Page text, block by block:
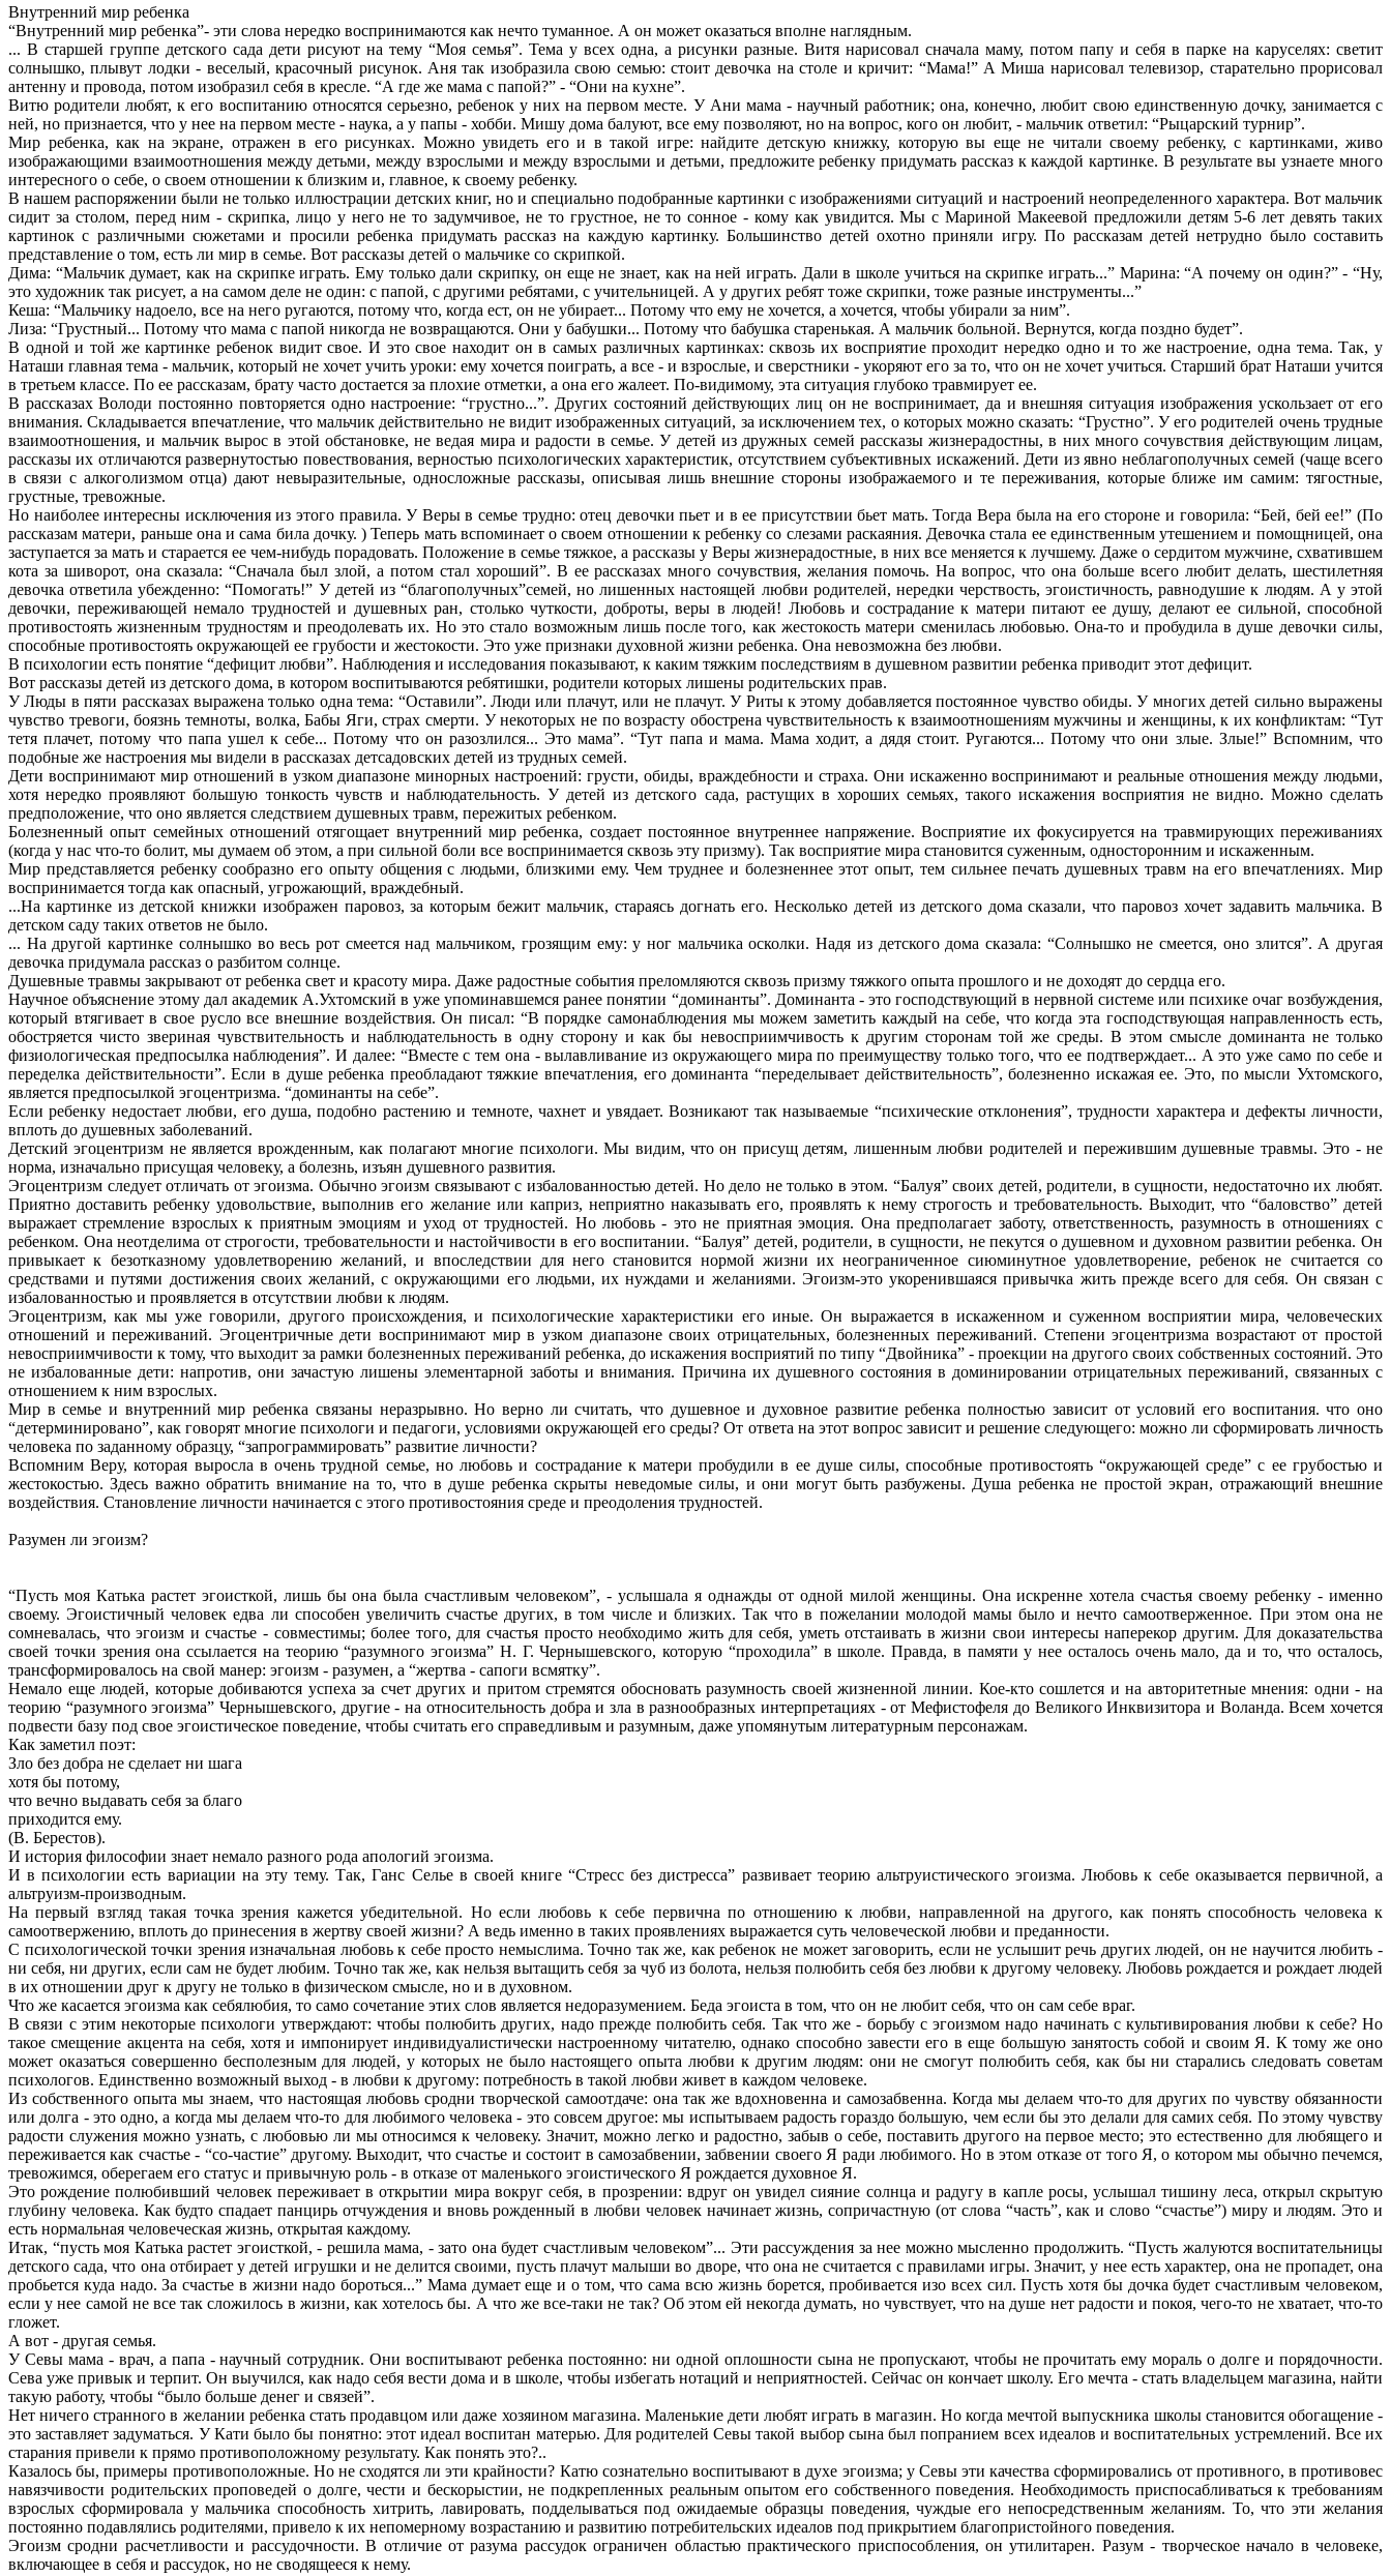
Внутренний мир ребенка
“Внутренний мир ребенка”- эти слова нередко воспринимаются как нечто туманное. А он может оказаться вполне наглядным.
... В старшей группе детского сада дети рисуют на тему “Моя семья”. Тема у всех одна, а рисунки разные. Витя нарисовал сначала маму, потом папу и себя в парке на каруселях: светит
солнышко, плывут лодки - веселый, красочный рисунок. Аня так изобразила свою семью: стоит девочка на столе и кричит: “Мама!” А Миша нарисовал телевизор, старательно прорисовал
антенну и провода, потом изобразил себя в кресле. “А где же мама с папой?” - “Они на кухне”.
Витю родители любят, к его воспитанию относятся серьезно, ребенок у них на первом месте. У Ани мама - научный работник; она, конечно, любит свою единственную дочку, занимается с
ней, но признается, что у нее на первом месте - наука, а у папы - хобби. Мишу дома балуют, все ему позволяют, но на вопрос, кого он любит, - мальчик ответил: “Рыцарский турнир”.
Мир ребенка, как на экране, отражен в его рисунках. Можно увидеть его и в такой игре: найдите детскую книжку, которую вы еще не читали своему ребенку, с картинками, живо
изображающими взаимоотношения между детьми, между взрослыми и между взрослыми и детьми, предложите ребенку придумать рассказ к каждой картинке. В результате вы узнаете много
интересного о себе, о своем отношении к близким и, главное, к своему ребенку.
В нашем распоряжении были не только иллюстрации детских книг, но и специально подобранные картинки с изображениями ситуаций и настроений неопределенного характера. Вот мальчик
сидит за столом, перед ним - скрипка, лицо у него не то задумчивое, не то грустное, не то сонное - кому как увидится. Мы с Мариной Макеевой предложили детям 5-6 лет девять таких
картинок с различными сюжетами и просили ребенка придумать рассказ на каждую картинку. Большинство детей охотно приняли игру. По рассказам детей нетрудно было составить
представление о том, есть ли мир в семье. Вот рассказы детей о мальчике со скрипкой.
Дима: “Мальчик думает, как на скрипке играть. Ему только дали скрипку, он еще не знает, как на ней играть. Дали в школе учиться на скрипке играть...” Марина: “А почему он один?” - “Ну,
это художник так рисует, а на самом деле не один: с папой, с другими ребятами, с учительницей. А у других ребят тоже скрипки, тоже разные инструменты...”
Кеша: “Мальчику надоело, все на него ругаются, потому что, когда ест, он не убирает... Потому что ему не хочется, а хочется, чтобы убирали за ним”.
Лиза: “Грустный... Потому что мама с папой никогда не возвращаются. Они у бабушки... Потому что бабушка старенькая. А мальчик больной. Вернутся, когда поздно будет”.
В одной и той же картинке ребенок видит свое. И это свое находит он в самых различных картинках: сквозь их восприятие проходит нередко одно и то же настроение, одна тема. Так, у
Наташи главная тема - мальчик, который не хочет учить уроки: ему хочется поиграть, а все - и взрослые, и сверстники - укоряют его за то, что он не хочет учиться. Старший брат Наташи учится
в третьем классе. По ее рассказам, брату часто достается за плохие отметки, а она его жалеет. По-видимому, эта ситуация глубоко травмирует ее.
В рассказах Володи постоянно повторяется одно настроение: “грустно...”. Других состояний действующих лиц он не воспринимает, да и внешняя ситуация изображения ускользает от его
внимания. Складывается впечатление, что мальчик действительно не видит изображенных ситуаций, за исключением тех, о которых можно сказать: “Грустно”. У его родителей очень трудные
взаимоотношения, и мальчик вырос в этой обстановке, не ведая мира и радости в семье. У детей из дружных семей рассказы жизнерадостны, в них много сочувствия действующим лицам,
рассказы их отличаются развернутостью повествования, верностью психологических характеристик, отсутствием субъективных искажений. Дети из явно неблагополучных семей (чаще всего
в связи с алкоголизмом отца) дают невыразительные, односложные рассказы, описывая лишь внешние стороны изображаемого и те переживания, которые ближе им самим: тягостные,
грустные, тревожные.
Но наиболее интересны исключения из этого правила. У Веры в семье трудно: отец девочки пьет и в ее присутствии бьет мать. Тогда Вера была на его стороне и говорила: “Бей, бей ее!” (По
рассказам матери, раньше она и сама била дочку. ) Теперь мать вспоминает о своем отношении к ребенку со слезами раскаяния. Девочка стала ее единственным утешением и помощницей, она
заступается за мать и старается ее чем-нибудь порадовать. Положение в семье тяжкое, а рассказы у Веры жизнерадостные, в них все меняется к лучшему. Даже о сердитом мужчине, схватившем
кота за шиворот, она сказала: “Сначала был злой, а потом стал хороший”. В ее рассказах много сочувствия, желания помочь. На вопрос, что она больше всего любит делать, шестилетняя
девочка ответила убежденно: “Помогать!” У детей из “благополучных”семей, но лишенных настоящей любви родителей, нередки черствость, эгоистичность, равнодушие к людям. А у этой
девочки, переживающей немало трудностей и душевных ран, столько чуткости, доброты, веры в людей! Любовь и сострадание к матери питают ее душу, делают ее сильной, способной
противостоять жизненным трудностям и преодолевать их. Но это стало возможным лишь после того, как жестокость матери сменилась любовью. Она-то и пробудила в душе девочки силы,
способные противостоять окружающей ее грубости и жестокости. Это уже признаки духовной жизни ребенка. Она невозможна без любви.
В психологии есть понятие “дефицит любви”. Наблюдения и исследования показывают, к каким тяжким последствиям в душевном развитии ребенка приводит этот дефицит.
Вот рассказы детей из детского дома, в котором воспитываются ребятишки, родители которых лишены родительских прав.
У Люды в пяти рассказах выражена только одна тема: “Оставили”. Люди или плачут, или не плачут. У Риты к этому добавляется постоянное чувство обиды. У многих детей сильно выражены
чувство тревоги, боязнь темноты, волка, Бабы Яги, страх смерти. У некоторых не по возрасту обострена чувствительность к взаимоотношениям мужчины и женщины, к их конфликтам: “Тут
тетя плачет, потому что папа ушел к себе... Потому что он разозлился... Это мама”. “Тут папа и мама. Мама ходит, а дядя стоит. Ругаются... Потому что они злые. Злые!” Вспомним, что
подобные же настроения мы видели в рассказах детсадовских детей из трудных семей.
Дети воспринимают мир отношений в узком диапазоне минорных настроений: грусти, обиды, враждебности и страха. Они искаженно воспринимают и реальные отношения между людьми,
хотя нередко проявляют большую тонкость чувств и наблюдательность. У детей из детского сада, растущих в хороших семьях, такого искажения восприятия не видно. Можно сделать
предположение, что оно является следствием душевных травм, пережитых ребенком.
Болезненный опыт семейных отношений отягощает внутренний мир ребенка, создает постоянное внутреннее напряжение. Восприятие их фокусируется на травмирующих переживаниях
(когда у нас что-то болит, мы думаем об этом, а при сильной боли все воспринимается сквозь эту призму). Так восприятие мира становится суженным, односторонним и искаженным.
Мир представляется ребенку сообразно его опыту общения с людьми, близкими ему. Чем труднее и болезненнее этот опыт, тем сильнее печать душевных травм на его впечатлениях. Мир
воспринимается тогда как опасный, угрожающий, враждебный.
...На картинке из детской книжки изображен паровоз, за которым бежит мальчик, стараясь догнать его. Несколько детей из детского дома сказали, что паровоз хочет задавить мальчика. В
детском саду таких ответов не было.
... На другой картинке солнышко во весь рот смеется над мальчиком, грозящим ему: у ног мальчика осколки. Надя из детского дома сказала: “Солнышко не смеется, оно злится”. А другая
девочка придумала рассказ о разбитом солнце.
Душевные травмы закрывают от ребенка свет и красоту мира. Даже радостные события преломляются сквозь призму тяжкого опыта прошлого и не доходят до сердца его.
Научное объяснение этому дал академик А.Ухтомский в уже упоминавшемся ранее понятии “доминанты”. Доминанта - это господствующий в нервной системе или психике очаг возбуждения,
который втягивает в свое русло все внешние воздействия. Он писал: “В порядке самонаблюдения мы можем заметить каждый на себе, что когда эта господствующая направленность есть,
обостряется чисто звериная чувствительность и наблюдательность в одну сторону и как бы невосприимчивость к другим сторонам той же среды. В этом смысле доминанта не только
физиологическая предпосылка наблюдения”. И далее: “Вместе с тем она - вылавливание из окружающего мира по преимуществу только того, что ее подтверждает... А это уже само по себе и
переделка действительности”. Если в душе ребенка преобладают тяжкие впечатления, его доминанта “переделывает действительность”, болезненно искажая ее. Это, по мысли Ухтомского,
является предпосылкой эгоцентризма. “доминанты на себе”.
Если ребенку недостает любви, его душа, подобно растению и темноте, чахнет и увядает. Возникают так называемые “психические отклонения”, трудности характера и дефекты личности,
вплоть до душевных заболеваний.
Детский эгоцентризм не является врожденным, как полагают многие психологи. Мы видим, что он присущ детям, лишенным любви родителей и пережившим душевные травмы. Это - не
норма, изначально присущая человеку, а болезнь, изъян душевного развития.
Эгоцентризм следует отличать от эгоизма. Обычно эгоизм связывают с избалованностью детей. Но дело не только в этом. “Балуя” своих детей, родители, в сущности, недостаточно их любят.
Приятно доставить ребенку удовольствие, выполнив его желание или каприз, неприятно наказывать его, проявлять к нему строгость и требовательность. Выходит, что “баловство” детей
выражает стремление взрослых к приятным эмоциям и уход от трудностей. Но любовь - это не приятная эмоция. Она предполагает заботу, ответственность, разумность в отношениях с
ребенком. Она неотделима от строгости, требовательности и настойчивости в его воспитании. “Балуя” детей, родители, в сущности, не пекутся о душевном и духовном развитии ребенка. Он
привыкает к безотказному удовлетворению желаний, и впоследствии для него становится нормой жизни их неограниченное сиюминутное удовлетворение, ребенок не считается со
средствами и путями достижения своих желаний, с окружающими его людьми, их нуждами и желаниями. Эгоизм-это укоренившаяся привычка жить прежде всего для себя. Он связан с
избалованностью и проявляется в отсутствии любви к людям.
Эгоцентризм, как мы уже говорили, другого происхождения, и психологические характеристики его иные. Он выражается в искаженном и суженном восприятии мира, человеческих
отношений и переживаний. Эгоцентричные дети воспринимают мир в узком диапазоне своих отрицательных, болезненных переживаний. Степени эгоцентризма возрастают от простой
невосприимчивости к тому, что выходит за рамки болезненных переживаний ребенка, до искажения восприятий по типу “Двойника” - проекции на другого своих собственных состояний. Это
не избалованные дети: напротив, они зачастую лишены элементарной заботы и внимания. Причина их душевного состояния в доминировании отрицательных переживаний, связанных с
отношением к ним взрослых.
Мир в семье и внутренний мир ребенка связаны неразрывно. Но верно ли считать, что душевное и духовное развитие ребенка полностью зависит от условий его воспитания. что оно
“детерминировано”, как говорят многие психологи и педагоги, условиями окружающей его среды? От ответа на этот вопрос зависит и решение следующего: можно ли сформировать личность
человека по заданному образцу, “запрограммировать” развитие личности?
Вспомним Веру, которая выросла в очень трудной семье, но любовь и сострадание к матери пробудили в ее душе силы, способные противостоять “окружающей среде” с ее грубостью и
жестокостью. Здесь важно обратить внимание на то, что в душе ребенка скрыты неведомые силы, и они могут быть разбужены. Душа ребенка не простой экран, отражающий внешние
воздействия. Становление личности начинается с этого противостояния среде и преодоления трудностей.
Разумен ли эгоизм?
“Пусть моя Катька растет эгоисткой, лишь бы она была счастливым человеком”, - услышала я однажды от одной милой женщины. Она искренне хотела счастья своему ребенку - именно
своему. Эгоистичный человек едва ли способен увеличить счастье других, в том числе и близких. Так что в пожелании молодой мамы было и нечто самоотверженное. При этом она не
сомневалась, что эгоизм и счастье - совместимы; более того, для счастья просто необходимо жить для себя, уметь отстаивать в жизни свои интересы наперекор другим. Для доказательства
своей точки зрения она ссылается на теорию “разумного эгоизма” Н. Г. Чернышевского, которую “проходила” в школе. Правда, в памяти у нее осталось очень мало, да и то, что осталось,
трансформировалось на свой манер: эгоизм - разумен, а “жертва - сапоги всмятку”.
Немало еще людей, которые добиваются успеха за счет других и притом стремятся обосновать разумность своей жизненной линии. Кое-кто сошлется и на авторитетные мнения: одни - на
теорию “разумного эгоизма” Чернышевского, другие - на относительность добра и зла в разнообразных интерпретациях - от Мефистофеля до Великого Инквизитора и Воланда. Всем хочется
подвести базу под свое эгоистическое поведение, чтобы считать его справедливым и разумным, даже упомянутым литературным персонажам.
Как заметил поэт:
Зло без добра не сделает ни шага
хотя бы потому,
что вечно выдавать себя за благо
приходится ему.
(В. Берестов).
И история философии знает немало разного рода апологий эгоизма.
И в психологии есть вариации на эту тему. Так, Ганс Селье в своей книге “Стресс без дистресса” развивает теорию альтруистического эгоизма. Любовь к себе оказывается первичной, а
альтруизм-производным.
На первый взгляд такая точка зрения кажется убедительной. Но если любовь к себе первична по отношению к любви, направленной на другого, как понять способность человека к
самоотвержению, вплоть до принесения в жертву своей жизни? А ведь именно в таких проявлениях выражается суть человеческой любви и преданности.
С психологической точки зрения изначальная любовь к себе просто немыслима. Точно так же, как ребенок не может заговорить, если не услышит речь других людей, он не научится любить -
ни себя, ни других, если сам не будет любим. Точно так же, как нельзя вытащить себя за чуб из болота, нельзя полюбить себя без любви к другому человеку. Любовь рождается и рождает людей
в их отношении друг к другу не только в физическом смысле, но и в духовном.
Что же касается эгоизма как себялюбия, то само сочетание этих слов является недоразумением. Беда эгоиста в том, что он не любит себя, что он сам себе враг.
В связи с этим некоторые психологи утверждают: чтобы полюбить других, надо прежде полюбить себя. Так что же - борьбу с эгоизмом надо начинать с культивирования любви к себе? Но
такое смещение акцента на себя, хотя и импонирует индивидуалистически настроенному читателю, однако способно завести его в еще большую занятость собой и своим Я. К тому же оно
может оказаться совершенно бесполезным для людей, у которых не было настоящего опыта любви к другим людям: они не смогут полюбить себя, как бы ни старались следовать советам
психологов. Единственно возможный выход - в любви к другому: потребность в такой любви живет в каждом человеке.
Из собственного опыта мы знаем, что настоящая любовь сродни творческой самоотдаче: она так же вдохновенна и самозабвенна. Когда мы делаем что-то для других по чувству обязанности
или долга - это одно, а когда мы делаем что-то для любимого человека - это совсем другое: мы испытываем радость гораздо большую, чем если бы это делали для самих себя. По этому чувству
радости служения можно узнать, с любовью ли мы относимся к человеку. Значит, можно легко и радостно, забыв о себе, поставить другого на первое место; это естественно для любящего и
переживается как счастье - “со-частие” другому. Выходит, что счастье и состоит в самозабвении, забвении своего Я ради любимого. Но в этом отказе от того Я, о котором мы обычно печемся,
тревожимся, оберегаем его статус и привычную роль - в отказе от маленького эгоистического Я рождается духовное Я.
Это рождение полюбивший человек переживает в открытии мира вокруг себя, в прозрении: вдруг он увидел сияние солнца и радугу в капле росы, услышал тишину леса, открыл скрытую
глубину человека. Как будто спадает панцирь отчуждения и вновь рожденный в любви человек начинает жизнь, сопричастную (от слова “часть”, как и слово “счастье”) миру и людям. Это и
есть нормальная человеческая жизнь, открытая каждому.
Итак, “пусть моя Катька растет эгоисткой, - решила мама, - зато она будет счастливым человеком”... Эти рассуждения за нее можно мысленно продолжить. “Пусть жалуются воспитательницы
детского сада, что она отбирает у детей игрушки и не делится своими, пусть плачут малыши во дворе, что она не считается с правилами игры. Значит, у нее есть характер, она не пропадет, она
пробьется куда надо. За счастье в жизни надо бороться...” Мама думает еще и о том, что сама всю жизнь борется, пробивается изо всех сил. Пусть хотя бы дочка будет счастливым человеком,
если у нее самой не все так сложилось в жизни, как хотелось бы. А что же все-таки не так? Об этом ей некогда думать, но чувствует, что на душе нет радости и покоя, чего-то не хватает, что-то
гложет.
А вот - другая семья.
У Севы мама - врач, а папа - научный сотрудник. Они воспитывают ребенка постоянно: ни одной оплошности сына не пропускают, чтобы не прочитать ему мораль о долге и порядочности.
Сева уже привык и терпит. Он выучился, как надо себя вести дома и в школе, чтобы избегать нотаций и неприятностей. Сейчас он кончает школу. Его мечта - стать владельцем магазина, найти
такую работу, чтобы “было больше денег и связей”.
Нет ничего странного в желании ребенка стать продавцом или даже хозяином магазина. Маленькие дети любят играть в магазин. Но когда мечтой выпускника школы становится обогащение -
это заставляет задуматься. У Кати было бы понятно: этот идеал воспитан матерью. Для родителей Севы такой выбор сына был попранием всех идеалов и воспитательных устремлений. Все их
старания привели к прямо противоположному результату. Как понять это?..
Казалось бы, примеры противоположные. Но не сходятся ли эти крайности? Катю сознательно воспитывают в духе эгоизма; у Севы эти качества сформировались от противного, в противовес
навязчивости родительских проповедей о долге, чести и бескорыстии, не подкрепленных реальным опытом его собственного поведения. Необходимость приспосабливаться к требованиям
взрослых сформировала у мальчика способность хитрить, лавировать, подделываться под ожидаемые образцы поведения, чуждые его непосредственным желаниям. То, что эти желания
постоянно подавлялись родителями, привело к их непомерному возрастанию и развитию потребительских идеалов под прикрытием благопристойного поведения.
Эгоизм сродни расчетливости и рассудочности. В отличие от разума рассудок ограничен областью практического приспособления, он утилитарен. Разум - творческое начало в человеке,
включающее в себя и рассудок, но не сводящееся к нему.